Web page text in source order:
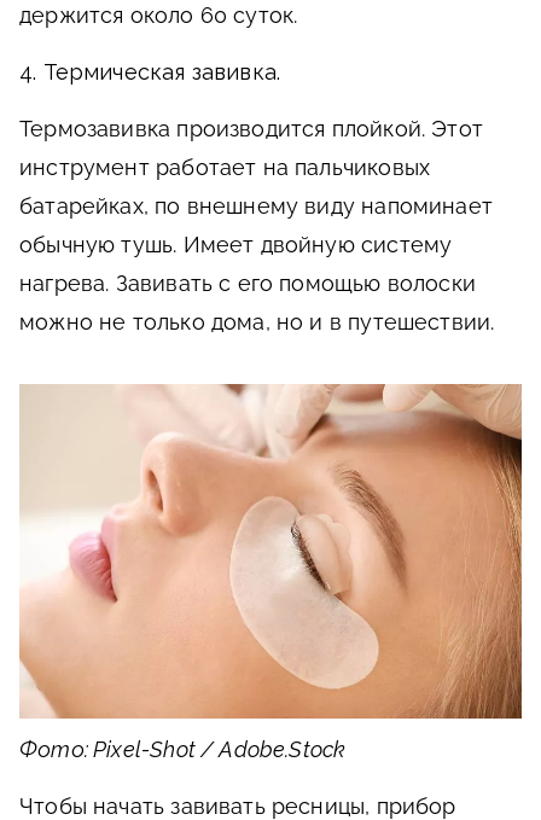
держится около 60 суток.
4. Термическая завивка.
Термозавивка производится плойкой. Этот
инструмент работает на пальчиковых
батарейках, по внешнему виду напоминает
обычную тушь. Имеет двойную систему
нагрева. Завивать с его помощью волоски
можно не только дома, но и в путешествии.
Фото: Pixel-Shot / Adobe.Stock
Чтобы начать завивать ресницы, прибор